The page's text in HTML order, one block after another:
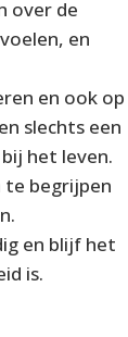
over de
en
en ook op
slechts een
het leven.
te begrijpen
en blijf het
is.